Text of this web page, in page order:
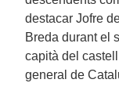
destacar Jofre
Breda durant el
capità del
general de